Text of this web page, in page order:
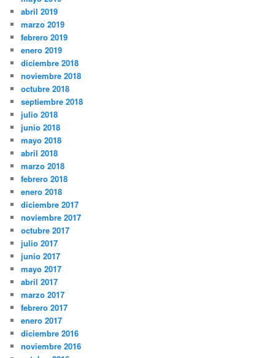
abril 2019
marzo 2019
febrero 2019
enero 2019
diciembre 2018
noviembre 2018
octubre 2018
septiembre 2018
julio 2018
junio 2018
mayo 2018
abril 2018
marzo 2018
febrero 2018
enero 2018
diciembre 2017
noviembre 2017
octubre 2017
julio 2017
junio 2017
mayo 2017
abril 2017
marzo 2017
febrero 2017
enero 2017
diciembre 2016
noviembre 2016